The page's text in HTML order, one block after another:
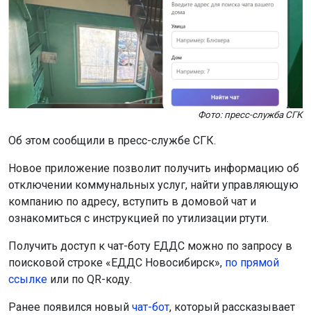
Фото: пресс-служба СГК
Об этом сообщили в пресс-службе СГК.
отключении коммунальных услуг, найти управляющую
ознакомиться с инструкцией по утилизации ртути.
Получить доступ к чат-боту ЕДДС можно по запросу в
поисковой строке «ЕДДС Новосибирск»,по прямой
Ранее появился новыйчат-бот, который рассказывает
новосибирцам о культурных событиях в регионе.